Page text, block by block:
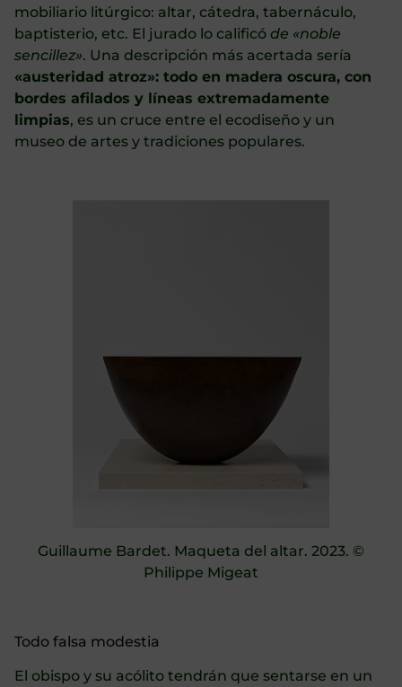
mobiliario litúrgico: altar, cátedra, tabernáculo,
baptisterio, etc. El jurado lo calificó de «noble
sencillez». Una descripción más acertada sería
«austeridad atroz»: todo en madera oscura, con
bordes afilados y líneas extremadamente
limpias, es un cruce entre el ecodiseño y un
museo de artes y tradiciones populares.
Guillaume Bardet. Maqueta del altar. 2023. ©
Philippe Migeat
Todo falsa modestia
El obispo y su acólito tendrán que sentarse en un